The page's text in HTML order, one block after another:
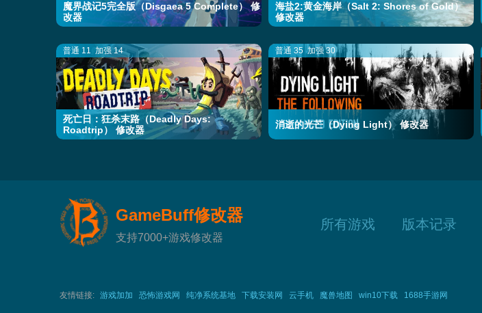
魔界战记5完全版（Disgaea 5 Complete） 修
改器
海盐2:黄金海岸（Salt 2: Shores of Gold）
修改器
普通 11 加强 14
死亡日：狂杀末路（Deadly Days:
Roadtrip） 修改器
普通 35 加强 30
消逝的光芒（Dying Light） 修改器
GameBuff修改器
支持7000+游戏修改器
所有游戏 版本记录
友情链接: 游戏加加 恐怖游戏网 纯净系统基地 下载安装网 云手机 魔兽地图 win10下载 1688手游网